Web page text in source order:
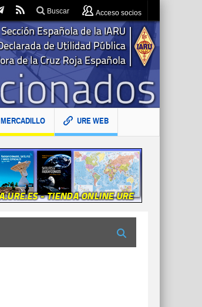
Buscar Acceso socios
MERCADILLO URE WEB